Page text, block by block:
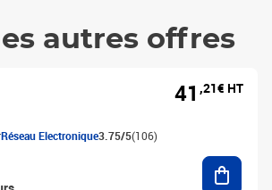
autres offres
Réseau Electronique3.75/5(106)
41 ,21€ HT